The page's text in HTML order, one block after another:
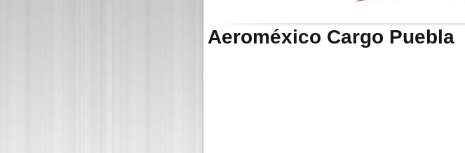
Aeroméxico Cargo Puebla